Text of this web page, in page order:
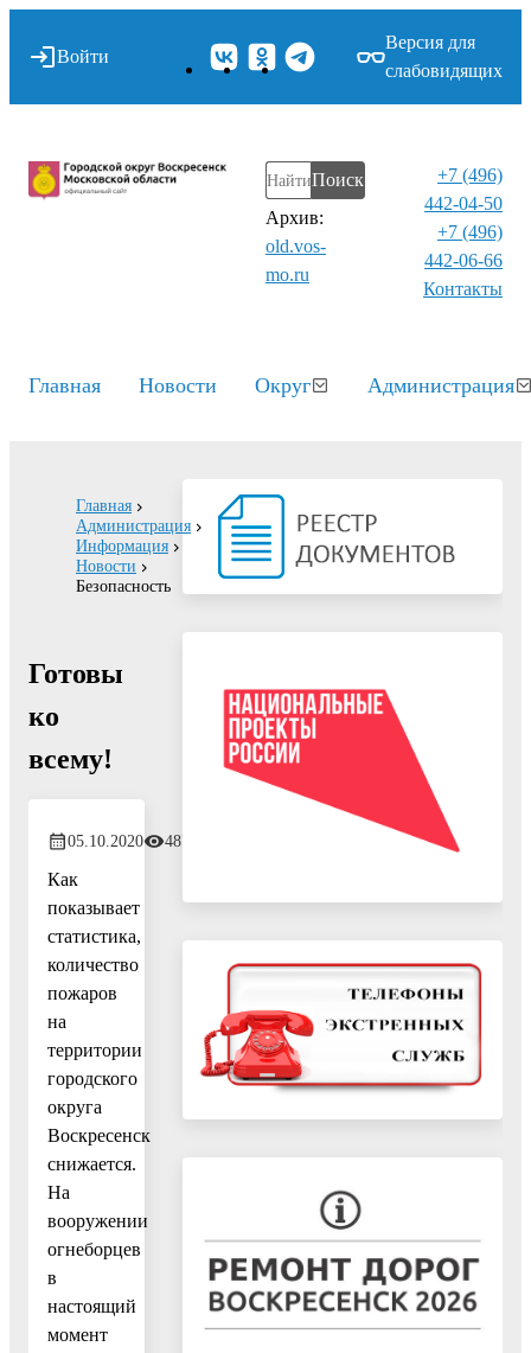
Войти
Версия для
слабовидящих
Поиск
Архив:
old.vos-
mo.ru
+7 (496)
442-04-50
+7 (496)
442-06-66
Контакты⁠
Главная Новости Округ Администрация
Главная
Администрация
Информация
Новости
Безопасность
Готовы
ко
всему!
05.10.2020 487
Как
показывает
статистика,
количество
пожаров
на
территории
городского
округа
Воскресенск
снижается.
На
вооружении
огнеборцев
в
настоящий
момент